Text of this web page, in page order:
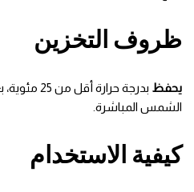
ظروف التخزين
يحفظ
بدرجة
الشمس المباشرة.
كيفية الاستخدام